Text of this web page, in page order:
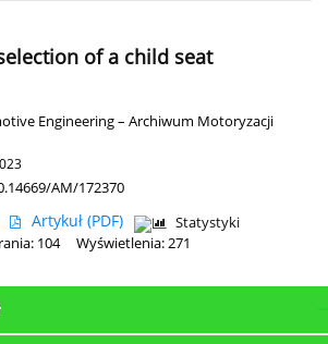
of a child seat
Engineering – Archiwum Motoryzacji
AM/172370
Artykuł (PDF)
Statystyki
104 Wyświetlenia: 271